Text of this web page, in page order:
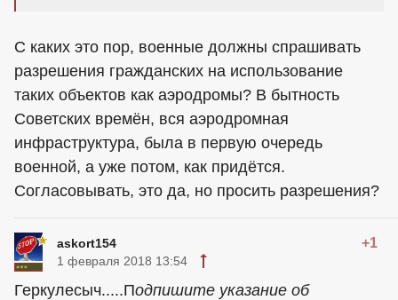
С каких это пор, военные должны спрашивать
разрешения гражданских на использование
таких объектов как аэродромы? В бытность
Советских времён, вся аэродромная
инфраструктура, была в первую очередь
военной, а уже потом, как придётся.
Согласовывать, это да, но просить разрешения?
askort154 +1
1 февраля 2018 13:54
Геркулесыч.....Подпишите указание об